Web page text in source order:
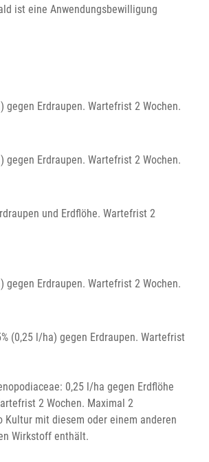
ist eine Anwendungsbewilligung
gegen Erdraupen. Wartefrist 2 Wochen.
gegen Erdraupen. Wartefrist 2 Wochen.
und Erdflöhe. Wartefrist 2
gegen Erdraupen. Wartefrist 2 Wochen.
(0,25 l/ha) gegen Erdraupen. Wartefrist
0,25 l/ha gegen Erdflöhe
2 Wochen. Maximal 2
Kultur mit diesem oder einem anderen
Wirkstoff enthält.